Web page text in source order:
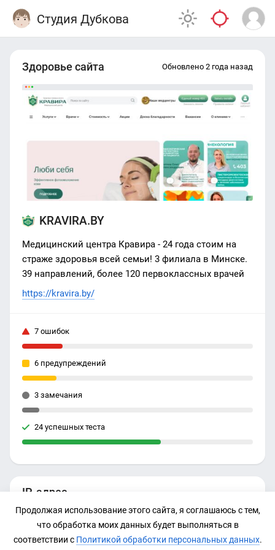
Студия Дубкова
IP-адрес
185.179.80.133
Здоровье сайта Обновлено 2 года назад
KRAVIRA.BY
Медицинский центра Кравира - 24 года стоим на
страже здоровья всей семьи! 3 филиала в Минске.
39 направлений, более 120 первоклассных врачей
https://kravira.by/
7 ошибок
6 предупреждений
3 замечания
24 успешных теста
Продолжая использование этого сайта, я соглашаюсь с тем,
что обработка моих данных будет выполняться в
соответствии с Политикой обработки персональных данных.